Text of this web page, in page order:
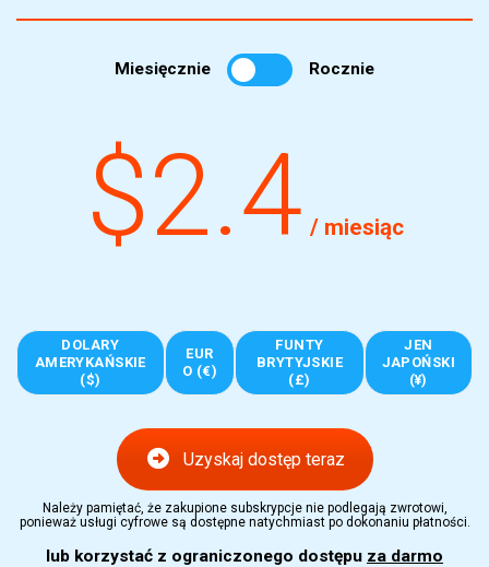
Miesięcznie Rocznie
$2.4 / miesiąc
DOLARY
AMERYKAŃSKIE
($)
EUR
O (€)
FUNTY
BRYTYJSKIE
(£)
JEN
JAPOŃSKI
(¥)
Uzyskaj dostęp teraz
Należy pamiętać, że zakupione subskrypcje nie podlegają zwrotowi,
ponieważ usługi cyfrowe są dostępne natychmiast po dokonaniu płatności.
lub korzystać z ograniczonego dostępu za darmo